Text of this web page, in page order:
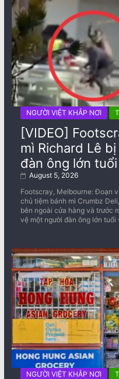
NGƯỜI VIỆT KHẮP NƠI
[VIDEO]
mì Richard Lê
đàn ông lớn tuổi
August 5, 2026
Footscray, Melbourne: Đoạn
chủ tiệm bánh mì Crumbz
bên ngoài cửa hàng và trước
vệ một người đàn ông lớn
NGƯỜI VIỆT KHẮP NƠI